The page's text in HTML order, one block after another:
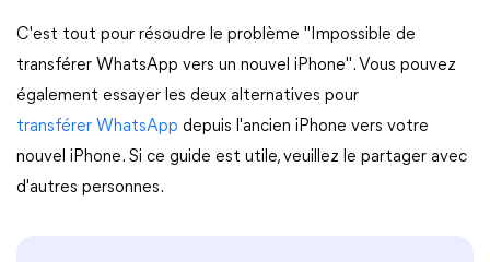
C'est tout pour résoudre le problème "Impossible de
transférer WhatsApp vers un nouvel iPhone". Vous pouvez
également essayer les deux alternatives pour
transférer WhatsApp depuis l'ancien iPhone vers votre
nouvel iPhone. Si ce guide est utile, veuillez le partager avec
d'autres personnes.